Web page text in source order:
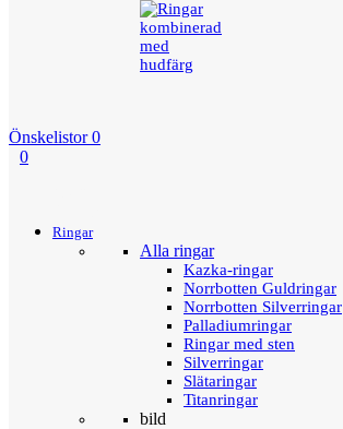
Önskelistor 0
0
Ringar
Alla ringar
Kazka-ringar
Norrbotten Guldringar
Norrbotten Silverringar
Palladiumringar
Ringar med sten
Silverringar
Slätaringar
Titanringar
bild